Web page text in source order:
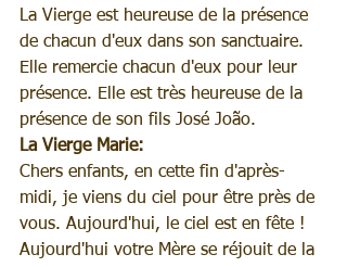
La Vierge est heureuse de la présence
de chacun d'eux dans son sanctuaire.
Elle remercie chacun d'eux pour leur
présence. Elle est très heureuse de la
présence de son fils José João.
La Vierge Marie:
Chers enfants, en cette fin d'après-
midi, je viens du ciel pour être près de
vous. Aujourd'hui, le ciel est en fête !
Aujourd'hui votre Mère se réjouit de la